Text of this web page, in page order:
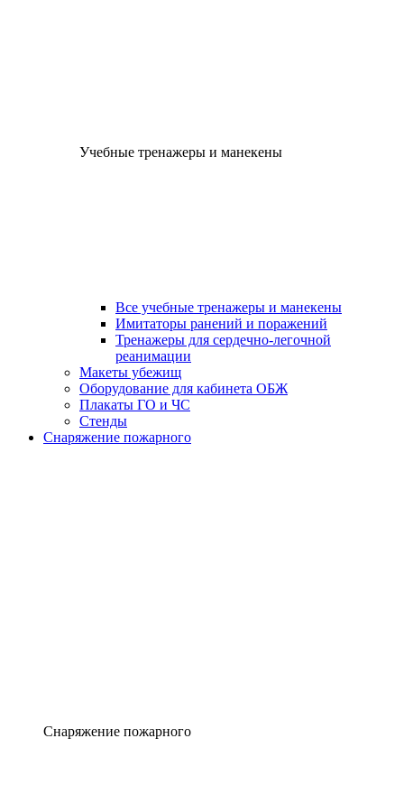
Учебные тренажеры и манекены
Все учебные тренажеры и манекены
Имитаторы ранений и поражений
Тренажеры для сердечно-легочной
реанимации
Макеты убежищ
Оборудование для кабинета ОБЖ
Плакаты ГО и ЧС
Стенды
Снаряжение пожарного
Снаряжение пожарного